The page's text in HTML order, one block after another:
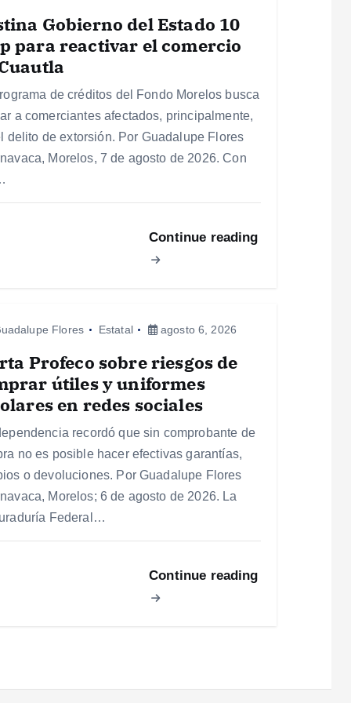
Gobierno del Estado 10
para reactivar el comercio
de créditos del Fondo Morelos busca
a comerciantes afectados, principalmente,
delito de extorsión. Por Guadalupe Flores
Morelos, 7 de agosto de 2026. Con
Continue reading
Flores Estatal agosto 6, 2026
Profeco sobre riesgos de
útiles y uniformes
en redes sociales
recordó que sin comprobante de
no es posible hacer efectivas garantías,
o devoluciones. Por Guadalupe Flores
Morelos; 6 de agosto de 2026. La
Federal…
Continue reading